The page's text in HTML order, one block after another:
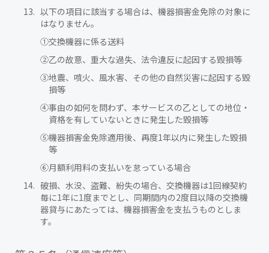
以下の項目に該当する場合は、機器損害金免除の対象に
はなりません。
①交換機器に係る送料
②乙の故意、重大な過失、法令違反に起因する毀損等
③地震、噴火、風水害、その他の自然災害に起因する毀
損等
④事由の如何を問わず、本サービスの乙としての地位・
資格を有していないときに発生した毀損等
⑤機器損害金免除適用後、再度1年以内に発生した毀損
等
⑥月額利用料の支払いを怠っている場合
破損、水没、盗難、紛失の場合、交換機器は1回線契約
毎に1年に1度までとし、同期間内の2度目以降の交換機
器貸与にあたっては、機器損害金を支払うものとしま
す。